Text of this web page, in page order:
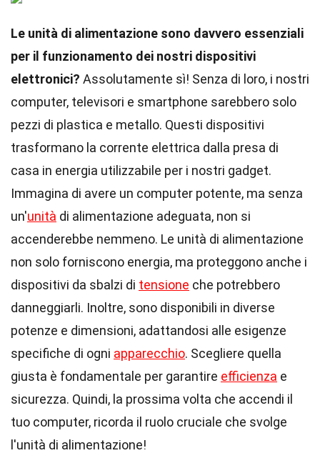
Le unità di alimentazione sono davvero essenziali
per il funzionamento dei nostri dispositivi
elettronici? Assolutamente sì! Senza di loro, i nostri
computer, televisori e smartphone sarebbero solo
pezzi di plastica e metallo. Questi dispositivi
trasformano la corrente elettrica dalla presa di
casa in energia utilizzabile per i nostri gadget.
Immagina di avere un computer potente, ma senza
un'unità di alimentazione adeguata, non si
accenderebbe nemmeno. Le unità di alimentazione
non solo forniscono energia, ma proteggono anche i
dispositivi da sbalzi di tensione che potrebbero
danneggiarli. Inoltre, sono disponibili in diverse
potenze e dimensioni, adattandosi alle esigenze
specifiche di ogni apparecchio. Scegliere quella
giusta è fondamentale per garantire efficienza e
sicurezza. Quindi, la prossima volta che accendi il
tuo computer, ricorda il ruolo cruciale che svolge
l'unità di alimentazione!